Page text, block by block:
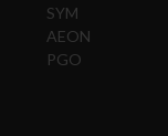
SYM
AEON
PGO